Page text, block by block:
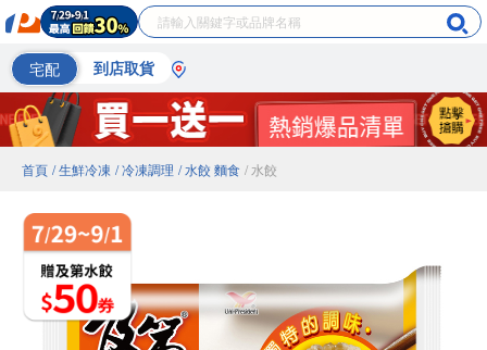
宅配 到店取貨
首頁 / 生鮮冷凍 / 冷凍調理 / 水餃 麵食 / 水餃